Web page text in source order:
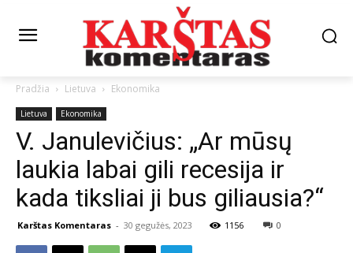
Pradžia Lietuva Ekonomika
Lietuva Ekonomika
V. Janulevičius: „Ar mūsų
laukia labai gili recesija ir
kada tiksliai ji bus giliausia?“
Karštas Komentaras - 30 gegužės, 2023 1156 0